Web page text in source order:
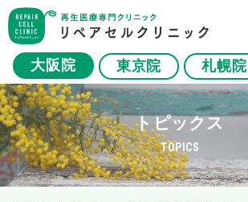
大阪院 東京院 札幌院
トピックス
TOPICS